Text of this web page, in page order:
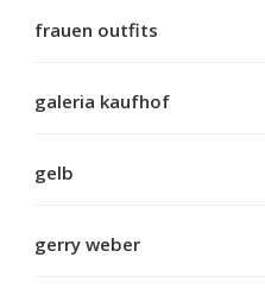
frauen outfits
galeria kaufhof
gelb
gerry weber